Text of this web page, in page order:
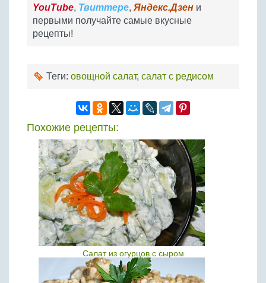
YouTube, Твиттере, Яндекс.Дзен и
первыми получайте самые вкусные
рецепты!
Теги: овощной салат, салат с редисом
Похожие рецепты:
Салат из огурцов с сыром